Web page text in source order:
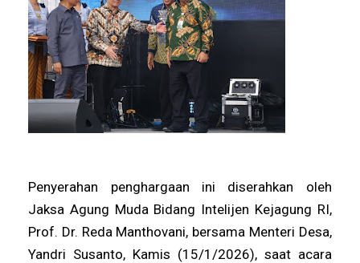
Penyerahan penghargaan ini diserahkan oleh
Jaksa Agung Muda Bidang Intelijen Kejagung RI,
Prof. Dr. Reda Manthovani, bersama Menteri Desa,
Yandri Susanto, Kamis (15/1/2026), saat acara